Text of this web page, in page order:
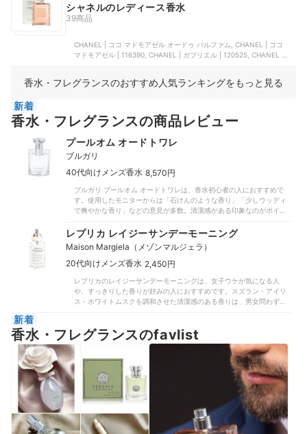
シャネルのレディース香水
39商品
CHANEL | ココ マドモアゼル オードゥ パルファム, CHANEL | ココ
マドモアゼル | 116390, CHANEL | ガブリエル | 120525, CHANEL |
香水・フレグランスのおすすめ人気ランキングをもっと見る
新着
香水・フレグランスの商品レビュー
プールオム オードトワレ
ブルガリ
40代向けメンズ香水 8,570円
ブルガリ プールオム オードトワレは、香水初心者の人におすすめで
す。使用したモニターからは「石けんのような香り」「少しウッディ
で爽やかな香り」などの意見が多数。清潔感がある印象なのがポイン
ん。やさしい香りゆえに加齢臭はカバーできませんが、女性が使って
も違和感のないナチュラルさです。ほんのり甘さがありつつも爽やか
なので、ビジネスシーン・プライベート・デートなど、さまざまなシ
ーンで使いやすいですよ。執筆時点での価格は、税込9,790円
で、試しに使ってみてはいかがでしょうか。
レプリカ レイジーサンデーモーニング
Maison Margiela（メゾンマルジェラ）
20代向けメンズ香水 2,450円
レプリカのレイジーサンデーモーニングは、女子ウケが気になる人
や、すっきりした香りが好みの人におすすめです。スズラン・アイリ
ス・ホワイトムスクを調和させた清潔感のある香りは、男女問わず好
のよう」など、爽やかな雰囲気に満足する声が多くあがっています。
また、男性モニターからも「外国の雰囲気を味わえる」など評価は
上々でした。おすすめシーンについては、女性モニターはデートやオ
フィスと回答した人が多数おり、男性モニターからは「どこで使って
も不快感がない」といった声があがりました。これなら、季節・シー
ンに関係なく活躍するでしょう。見た目に楽しめる、スタイリッシュ
なボトルデザインも注目したいポイント。清潔感あふれるこちらの1本
で、爽やかでおしゃれな自分を演出してみませんか？
新着
香水・フレグランスのfavlist